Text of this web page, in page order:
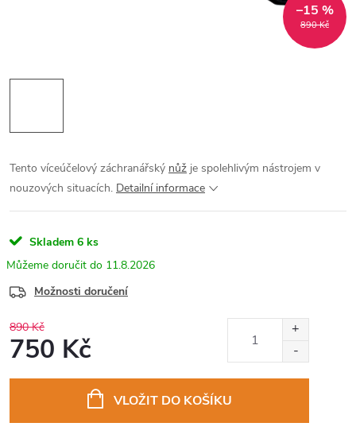
890 Kč
–15 %
Tento víceúčelový záchranářský nůž je spolehlivým nástrojem v
nouzových situacích. Detailní informace
Skladem 6 ks
11.8.2026
Možnosti doručení
890 Kč
750 Kč
VLOŽIT DO KOŠÍKU